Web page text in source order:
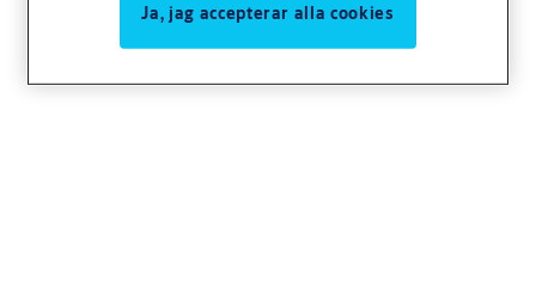
Ja, jag accepterar alla cookies